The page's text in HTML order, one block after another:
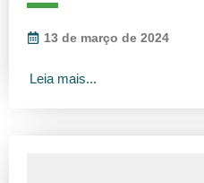
13 de março de 2024
Leia mais...